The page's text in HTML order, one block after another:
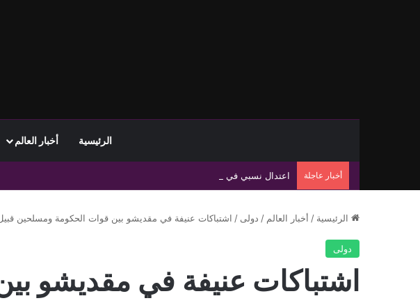
الرئيسية أخبار العالم
أخبار عاجلة اعتدال نسبي في طقس الشمال وارتفاع الحرارة جنوبًا مع توقعات بتراجعها
الرئيسية / أخبار العالم / دولى / اشتباكات عنيفة في مقديشو بين قوات الحكومة ومسلحين
دولى
اشتباكات عنيفة في مقديشو